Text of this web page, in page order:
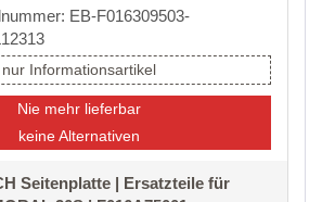
EB-F016309503-
nur Informationsartikel
Nie mehr lieferbar
keine Alternativen
Seitenplatte | Ersatzteile für